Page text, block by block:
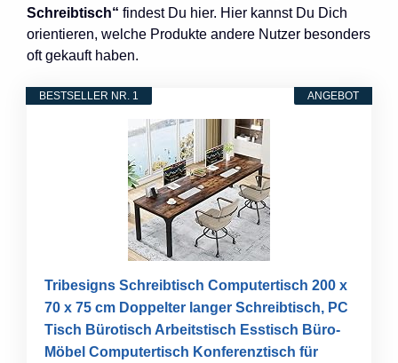
Schreibtisch“ findest Du hier. Hier kannst Du Dich
orientieren, welche Produkte andere Nutzer besonders
oft gekauft haben.
ANGEBOT
BESTSELLER NR. 1
Tribesigns Schreibtisch Computertisch 200 x
70 x 75 cm Doppelter langer Schreibtisch, PC
Tisch Bürotisch Arbeitstisch Esstisch Büro-
Möbel Computertisch Konferenztisch für